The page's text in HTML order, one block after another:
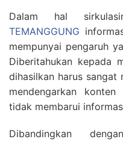
Dalam hal
TEMANGGUNG
mempunyai pengaruh
Diberitahukan kepada
dihasilkan harus sangat
mendengarkan
tidak membarui
Dibandingkan